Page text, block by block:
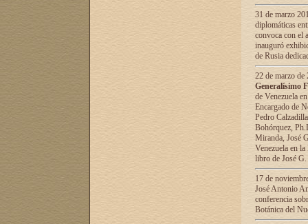
31 de marzo
diplomáticas
convoca con el
inauguró
de Rusia
22 de marzo
Generalísimo
de Venezuela
Encargado de
Pedro
Bohórquez,
Miranda, José
Venezuela en
libro de José
17 de
José Antonio
conferencia
Botánica del